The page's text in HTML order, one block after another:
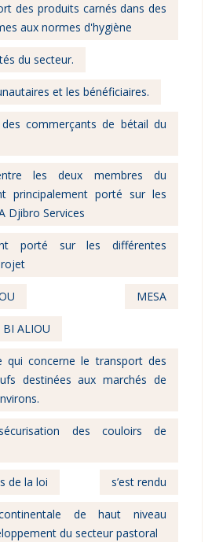
des produits carnés dans des
aux normes d'hygiène
du secteur.
et les bénéficiaires.
commerçants de bétail du
les deux membres du
principalement porté sur les
Djibro Services
porté sur les différentes
MESA
ALIOU
qui concerne le transport des
destinées aux marchés de
des couloirs de
de la loi s’est rendu
de haut niveau
du secteur pastoral